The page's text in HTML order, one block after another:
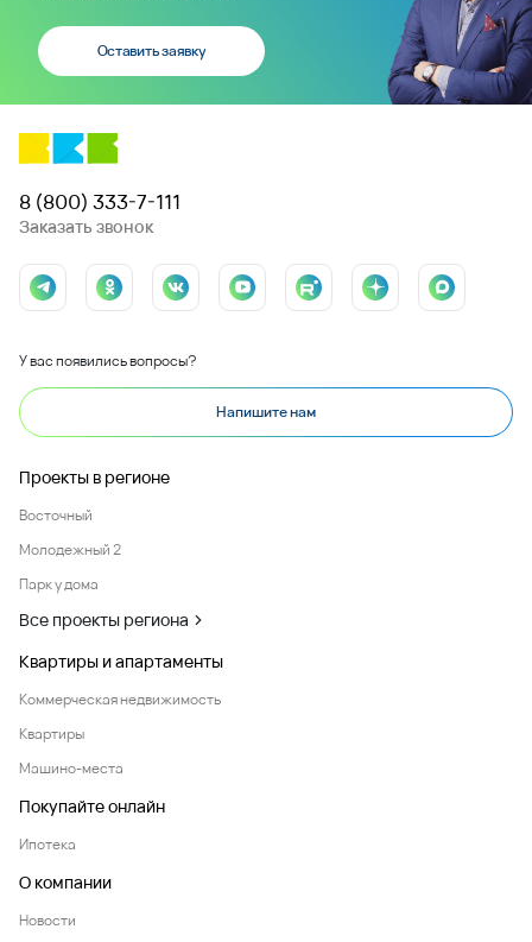
Оставить заявку
8 (800) 333-7-111
Заказать звонок
У вас появились вопросы?
Напишите нам
Проекты в регионе
Восточный
Молодежный 2
Парк у дома
Все проекты региона
Квартиры и апартаменты
Коммерческая недвижимость
Квартиры
Машино-места
Покупайте онлайн
Ипотека
О компании
Новости